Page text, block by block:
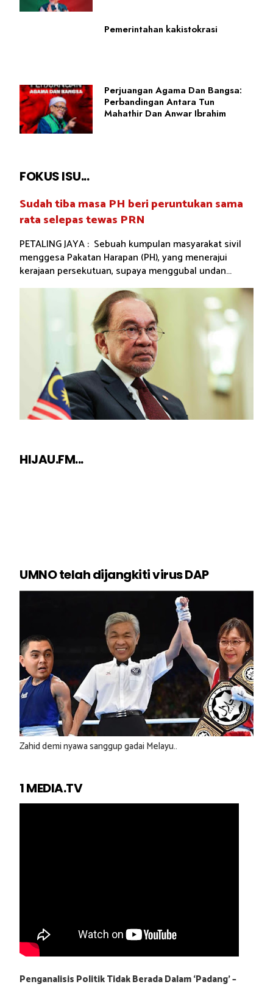
Pemerintahan kakistokrasi
Perjuangan Agama Dan Bangsa:
Perbandingan Antara Tun
Mahathir Dan Anwar Ibrahim
FOKUS ISU...
Sudah tiba masa PH beri peruntukan sama
rata selepas tewas PRN
PETALING JAYA : Sebuah kumpulan masyarakat sivil
menggesa Pakatan Harapan (PH), yang menerajui
kerajaan persekutuan, supaya menggubal undan...
HIJAU.FM...
UMNO telah dijangkiti virus DAP
Zahid demi nyawa sanggup gadai Melayu..
1 MEDIA.TV
Penganalisis Politik Tidak Berada Dalam ‘Padang’ –